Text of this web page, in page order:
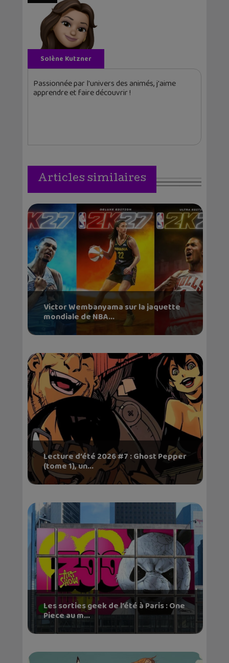
Solène Kutzner
Passionnée par l'univers des animés, j'aime
apprendre et faire découvrir !
Articles similaires
Victor Wembanyama sur la jaquette
mondiale de NBA...
Lecture d’été 2026 #7 : Ghost Pepper
(tome 1), un...
Les sorties geek de l’été à Paris : One
Piece au m...